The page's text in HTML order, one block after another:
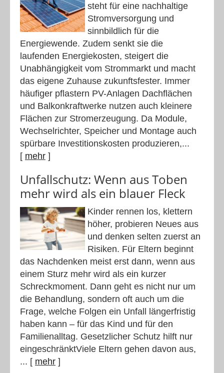
steht für eine nachhaltige
Stromversorgung und
sinnbildlich für die
Energiewende. Zudem senkt sie die
laufenden Energiekosten, steigert die
Unabhängigkeit vom Strommarkt und macht
das eigene Zuhause zukunftsfester. Immer
häufiger pflastern PV-Anlagen Dachflächen
und Balkonkraftwerke nutzen auch kleinere
Flächen zur Stromerzeugung. Da Module,
Wechselrichter, Speicher und Montage auch
spürbare Investitionskosten produzieren,...
[ mehr ]
Unfallschutz: Wenn aus Toben
mehr wird als ein blauer Fleck
Kinder rennen los, klettern
höher, probieren Neues aus
und denken selten zuerst an
Risiken. Für Eltern beginnt
das Nachdenken meist erst dann, wenn aus
einem Sturz mehr wird als ein kurzer
Schreckmoment. Dann geht es nicht nur um
die Behandlung, sondern oft auch um die
Frage, welche Folgen ein Unfall längerfristig
haben kann – für das Kind und für den
Familienalltag. Gesetzlicher Schutz hilft nur
eingeschränktViele Eltern gehen davon aus,
... [ mehr ]